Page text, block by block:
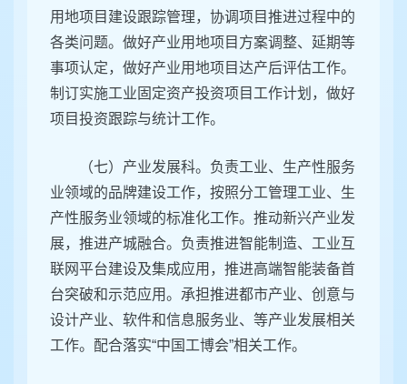
用地项目建设跟踪管理，协调项目推进过程中的
各类问题。做好产业用地项目方案调整、延期等
事项认定，做好产业用地项目达产后评估工作。
制订实施工业固定资产投资项目工作计划，做好
项目投资跟踪与统计工作。
（七）产业发展科。负责工业、生产性服务
业领域的品牌建设工作，按照分工管理工业、生
产性服务业领域的标准化工作。推动新兴产业发
展，推进产城融合。负责推进智能制造、工业互
联网平台建设及集成应用，推进高端智能装备首
台突破和示范应用。承担推进都市产业、创意与
设计产业、软件和信息服务业、等产业发展相关
工作。配合落实“中国工博会”相关工作。